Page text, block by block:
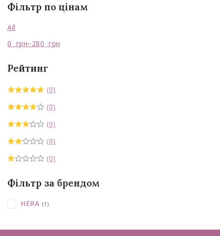
Фільтр по цінам
All
0 грн–280 грн
Рейтинг
(0)
(0)
(0)
(0)
(0)
Фільтр за брендом
HERA (1)